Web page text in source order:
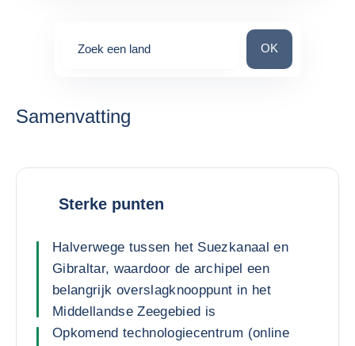
Zoek een land Zoek een land
OK
Samenvatting
Sterke punten
Halverwege tussen het Suezkanaal en
Gibraltar, waardoor de archipel een
belangrijk overslagknooppunt in het
Middellandse Zeegebied is
Opkomend technologiecentrum (online